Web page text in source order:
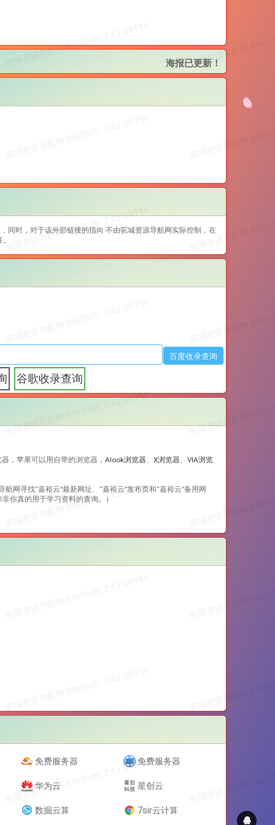
海报已更新！
同时，对于该外部链接的指向 不由驼城资源导航网实际控制，在
谷歌收录查询
，苹果可以用自带的浏览器， Alook浏览器、 X浏览器、 VIA浏览
航网寻找“嘉裕云”最新网址、“嘉裕云”发布页和“嘉裕云”备用网
你真的用于学习资料的查询。）
免费服务器 免费服务器
华为云 星创云
数掘云算 7sir云计算